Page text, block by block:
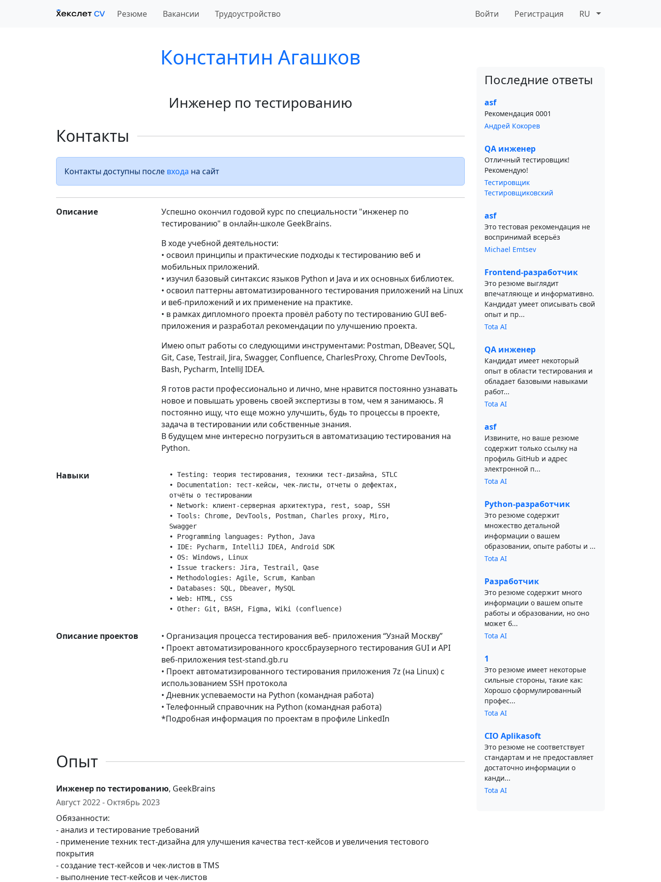
Резюме Вакансии Трудоустройство Войти Регистрация RU
Константин Агашков
Инженер по тестированию
Контакты
Контакты доступны после входа на сайт
Описание
Успешно окончил годовой курс по специальности "инженер по
тестированию" в онлайн-школе GeekBrains.
В ходе учебной деятельности:
• освоил принципы и практические подходы к тестированию веб и
мобильных приложений.
• изучил базовый синтаксис языков Python и Java и их основных библиотек.
• освоил паттерны автоматизированного тестирования приложений на Linux
и веб-приложений и их применение на практике.
• в рамках дипломного проекта провёл работу по тестированию GUI веб-
приложения и разработал рекомендации по улучшению проекта.
Имею опыт работы со следующими инструментами: Postman, DBeaver, SQL,
Git, Case, Testrail, Jira, Swagger, Confluence, CharlesProxy, Chrome DevTools,
Bash, Pycharm, IntelliJ IDEA.
Я готов расти профессионально и лично, мне нравится постоянно узнавать
новое и повышать уровень своей экспертизы в том, чем я занимаюсь. Я
постоянно ищу, что еще можно улучшить, будь то процессы в проекте,
задача в тестировании или собственные знания.
В будущем мне интересно погрузиться в автоматизацию тестирования на
Python.
Навыки
  • Testing: теория тестирования, техники тест-дизайна, STLC
  • Documentation: тест-кейсы, чек-листы, отчеты о дефектах,
  отчёты о тестировании
  • Network: клиент-серверная архитектура, rest, soap, SSH
  • Tools: Chrome, DevTools, Postman, Charles proxy, Miro,
  Swagger
  • Programming languages: Python, Java
  • IDE: Pycharm, IntelliJ IDEA, Android SDK
  • OS: Windows, Linux
  • Issue trackers: Jira, Testrail, Qase
  • Methodologies: Agile, Scrum, Kanban
  • Databases: SQL, Dbeaver, MySQL
  • Web: HTML, CSS
Описание проектов
• Организация процесса тестирования веб- приложения “Узнай Москву”
• Проект автоматизированного кроссбраузерного тестирования GUI и API
веб-приложения test-stand.gb.ru
• Проект автоматизированного тестирования приложения 7z (на Linux) c
использованием SSH протокола
• Дневник успеваемости на Python (командная работа)
• Телефонный справочник на Python (командная работа)
*Подробная информация по проектам в профиле LinkedIn
Опыт
Инженер по тестированию, GeekBrains
Август 2022 - Октябрь 2023
Обязанности:
- анализ и тестирование требований
- применение техник тест-дизайна для улучшения качества тест-кейсов и увеличения тестового
покрытия
- создание тест-кейсов и чек-листов в TMS
- выполнение тест-кейсов и чек-листов
Последние ответы
asf
Рекомендация 0001
Андрей Кокорев
QA инженер
Отличный тестировщик!
Рекомендую!
Тестировщик
Тестировщиковский
asf
Это тестовая рекомендация не
воспринимай всерьёз
Michael Emtsev
Frontend-разработчик
Это резюме выглядит
впечатляюще и информативно.
Кандидат умеет описывать свой
опыт и пр...
Tota AI
QA инженер
Кандидат имеет некоторый
опыт в области тестирования и
обладает базовыми навыками
работ...
Tota AI
asf
Извините, но ваше резюме
содержит только ссылку на
профиль GitHub и адрес
электронной п...
Tota AI
Python-разработчик
Это резюме содержит
множество детальной
информации о вашем
образовании, опыте работы и ...
Tota AI
Разработчик
Это резюме содержит много
информации о вашем опыте
работы и образовании, но оно
может б...
Tota AI
1
Это резюме имеет некоторые
сильные стороны, такие как:
Хорошо сформулированный
профес...
Tota AI
CIO Aplikasoft
Это резюме не соответствует
стандартам и не предоставляет
достаточно информации о
канди...
Tota AI